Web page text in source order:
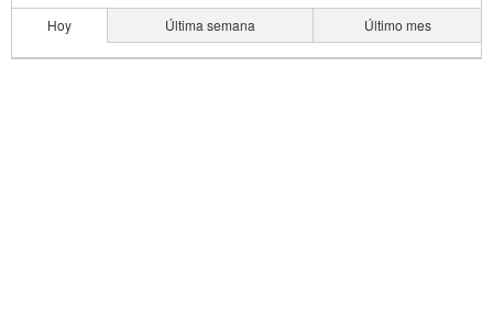
Hoy Última semana Último mes